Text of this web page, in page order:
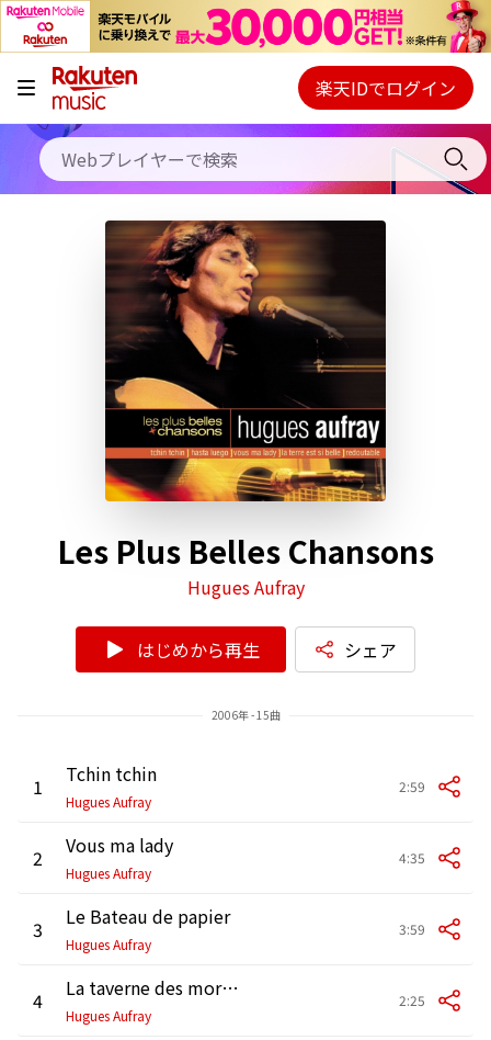
キャンペーン
料金プラン
使い方
初回30日間無料お試し
Webプレイヤー
ご契約内容の確認・変更
楽天IDでログイン
Les Plus Belles Chansons
Hugues Aufray
はじめから再生 シェア
2006年 - 15曲
1 Tchin tchin
Hugues Aufray
2:59
2 Vous ma lady
Hugues Aufray
4:35
3 Le Bateau de papier
Hugues Aufray
3:59
4 La taverne des morutiers
Hugues Aufray
2:25